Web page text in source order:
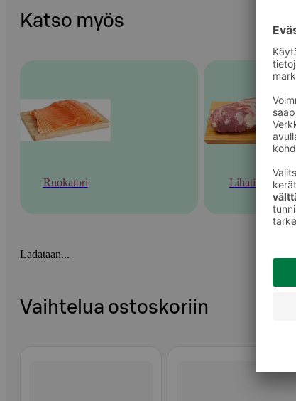
Katso myös
Ruokatori Lihatiski
Ladataan...
Vaihtelua ostoskoriin